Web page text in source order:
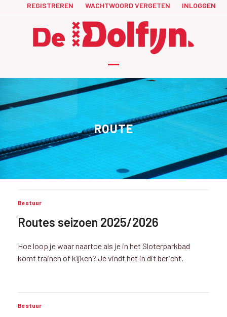
REGISTREREN WACHTWOORD VERGETEN INLOGGEN
Open
Close
ROUTE
Bestuur
Routes seizoen 2025/2026
Hoe loop je waar naartoe als je in het Sloterparkbad
komt trainen of kijken? Je vindt het in dit bericht.
Bestuur